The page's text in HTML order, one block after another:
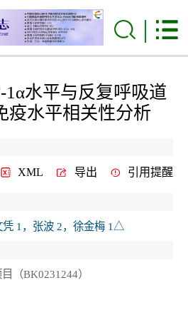
1α水平与反复呼吸道
疫水平相关性分析
XML 导出 引用提醒
凭 1，张波 2，徐金梅 1△
（BK0231244）